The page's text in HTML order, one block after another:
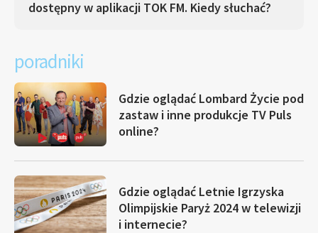
dostępny w aplikacji TOK FM. Kiedy słuchać?
poradniki
Gdzie oglądać Lombard Życie pod
zastaw i inne produkcje TV Puls
online?
Gdzie oglądać Letnie Igrzyska
Olimpijskie Paryż 2024 w telewizji
i internecie?